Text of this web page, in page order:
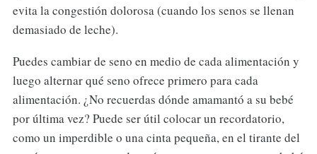
evita la congestión dolorosa (cuando los senos se llenan
demasiado de leche).
Puedes cambiar de seno en medio de cada alimentación y
luego alternar qué seno ofrece primero para cada
alimentación. ¿No recuerdas dónde amamantó a su bebé
por última vez? Puede ser útil colocar un recordatorio,
como un imperdible o una cinta pequeña, en el tirante del